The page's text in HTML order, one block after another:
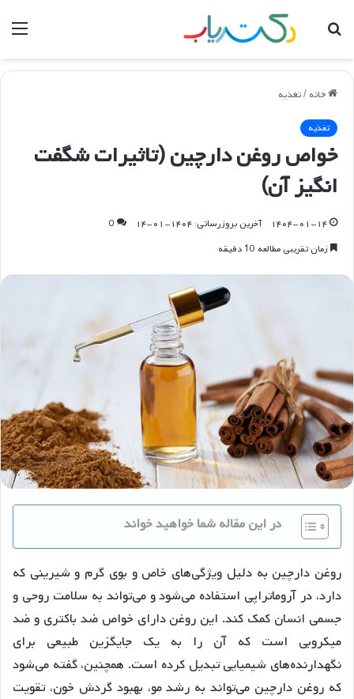
جستجو
خانه /تغذیه
تغذیه
خواص روغن دارچین (تاثیرات شگفت
انگیز آن)
۱۴۰۴-۰۱-۱۴ آخرین بروزرسانی: ۱۴۰۴-۰۱-۱۴
0
زمان تقریبی مطالعه 10 دقیقه
در این مقاله شما خواهید خواند
روغن دارچین به دلیل ویژگی‌های خاص و بوی گرم و شیرینی که
دارد، در آروماتراپی استفاده می‌شود و می‌تواند به سلامت روحی و
جسمی انسان کمک کند. این روغن دارای خواص ضد باکتری و ضد
میکروبی است که آن را به یک جایگزین طبیعی برای
نگهدارنده‌های شیمیایی تبدیل کرده است. همچنین، گفته می‌شود
که روغن دارچین می‌تواند به رشد مو، بهبود گردش خون، تقویت